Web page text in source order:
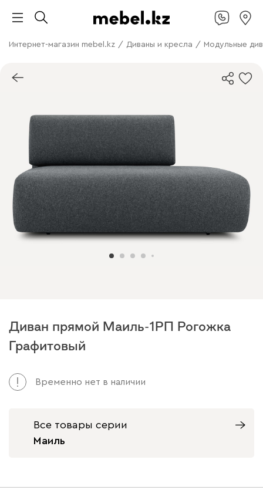
Интернет-магазин mebel.kz / Диваны и кресла / Модульные
Диван прямой Маиль-1РП Рогожка
Графитовый
Временно нет в наличии
Все товары серии
Маиль